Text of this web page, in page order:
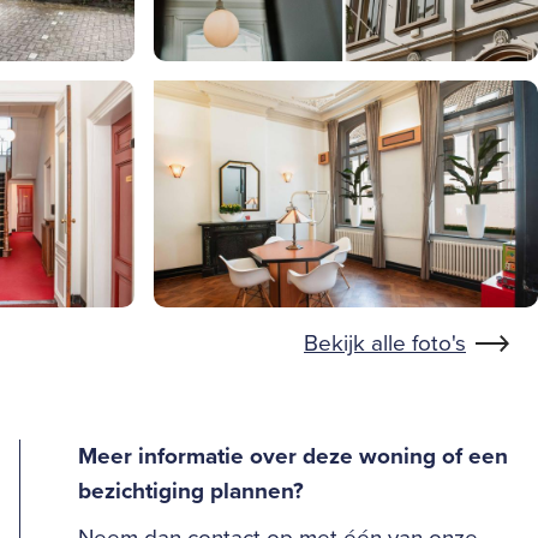
Bekijk alle foto's
Meer informatie over deze woning of een
bezichtiging plannen?